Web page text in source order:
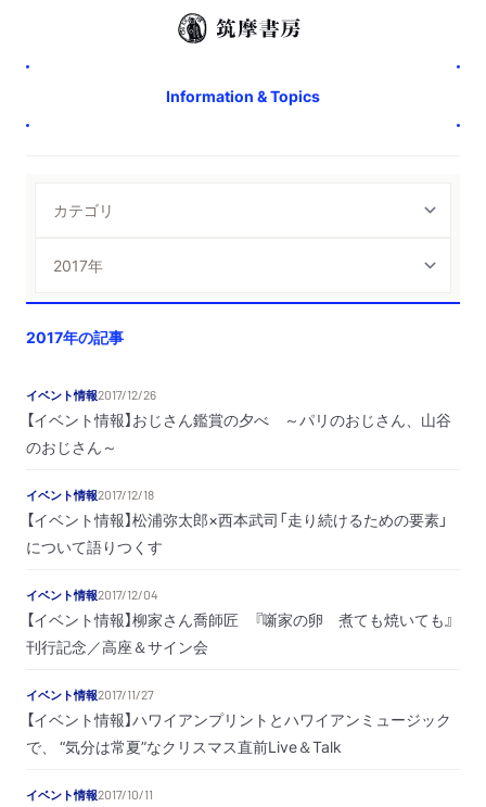
Information & Topics
2017年の記事
イベント情報2017/12/26
【イベント情報】おじさん鑑賞の夕べ ～パリのおじさん、山谷
のおじさん～
イベント情報2017/12/18
【イベント情報】松浦弥太郎×西本武司「走り続けるための要素」
について語りつくす
イベント情報2017/12/04
【イベント情報】柳家さん喬師匠 『噺家の卵 煮ても焼いても』
刊行記念／高座＆サイン会
イベント情報2017/11/27
【イベント情報】ハワイアンプリントとハワイアンミュージック
で、 “気分は常夏”なクリスマス直前Live＆Talk
イベント情報2017/10/11